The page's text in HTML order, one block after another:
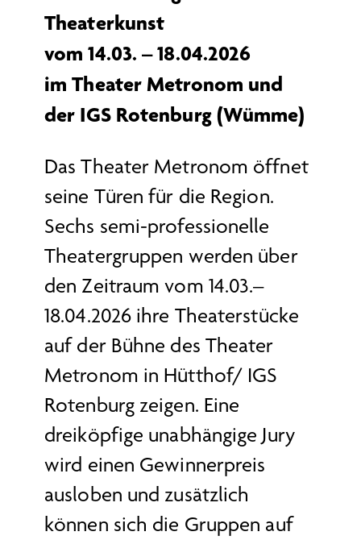
Theaterkunst
vom 14.03. – 18.04.2026
im Theater Metronom und
der IGS Rotenburg (Wümme)
Das Theater Metronom öffnet
seine Türen für die Region.
Sechs semi-professionelle
Theatergruppen werden über
den Zeitraum vom 14.03.–
18.04.2026 ihre Theaterstücke
auf der Bühne des Theater
Metronom in Hütthof/ IGS
Rotenburg zeigen. Eine
dreiköpfige unabhängige Jury
wird einen Gewinnerpreis
ausloben und zusätzlich
können sich die Gruppen auf